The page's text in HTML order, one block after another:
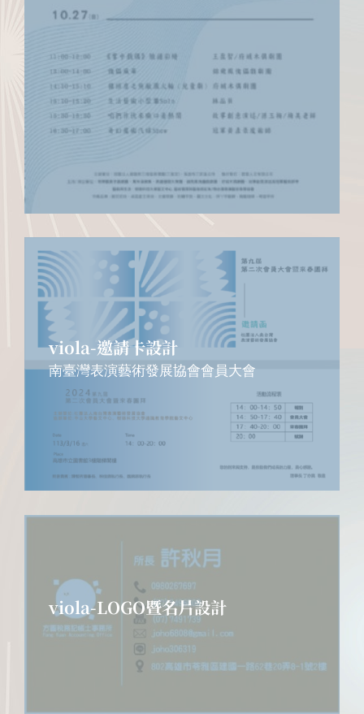
viola-邀請卡設計
南臺灣表演藝術發展協會會員大會
viola-LOGO暨名片設計